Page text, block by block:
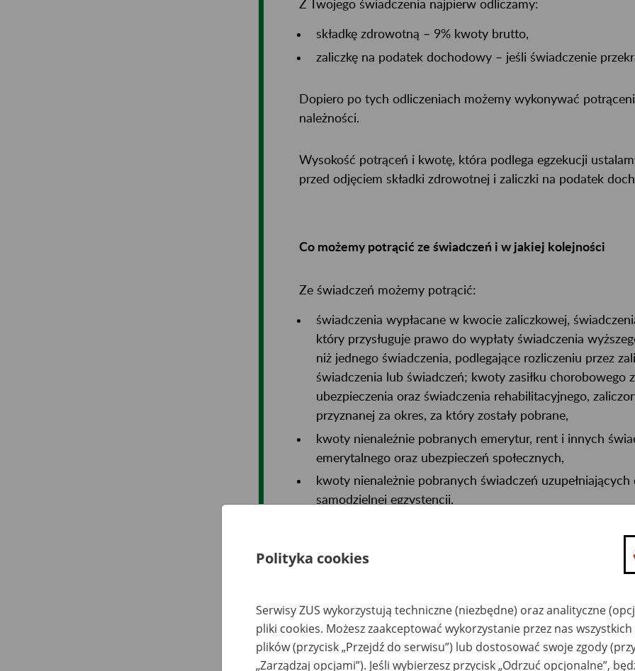
Z Twojego świadczenia najpierw odliczamy:
składkę zdrowotną – 9% kwoty brutto,
zaliczkę na podatek dochodowy – jeśli świadczenie
Dopiero po tych odliczeniach możemy wykonywać
należności.
Wysokość potrąceń i kwotę, która podlega egzekucji
przed odjęciem składki zdrowotnej i zaliczki na podatek
Co możemy potrącić ze świadczeń i w jakiej kolejności
Ze świadczeń możemy potrącić:
świadczenia wypłacane w kwocie zaliczkowej,
który przysługuje prawo do wypłaty świadczenia
niż jednego świadczenia, podlegające rozliczeniu przez
świadczenia lub świadczeń; kwoty zasiłku chorobowego
ubezpieczenia oraz świadczenia rehabilitacyjnego,
przyznanej za okres, za który zostały pobrane,
kwoty nienależnie pobranych emerytur, rent i innych
emerytalnego oraz ubezpieczeń społecznych,
kwoty nienależnie pobranych świadczeń
samodzielnej egzystencji,
nieopłacone należności z tytułu składek, do których
kwoty nienależnie pobranych świadczeń
życia,
sumy egzekwowane na mocy tytułów wykonawczych na
alimentacyjnych, należności z tytułu świadczeń z
Polityka cookies
Serwisy ZUS wykorzystują techniczne (niezbędne) oraz analityczne
pliki cookies. Możesz zaakceptować wykorzystanie przez nas
plików (przycisk „Przejdź do serwisu”) lub dostosować swoje zgody
„Zarządzaj opcjami”). Jeśli wybierzesz przycisk „Odrzuć opcjonalne”,